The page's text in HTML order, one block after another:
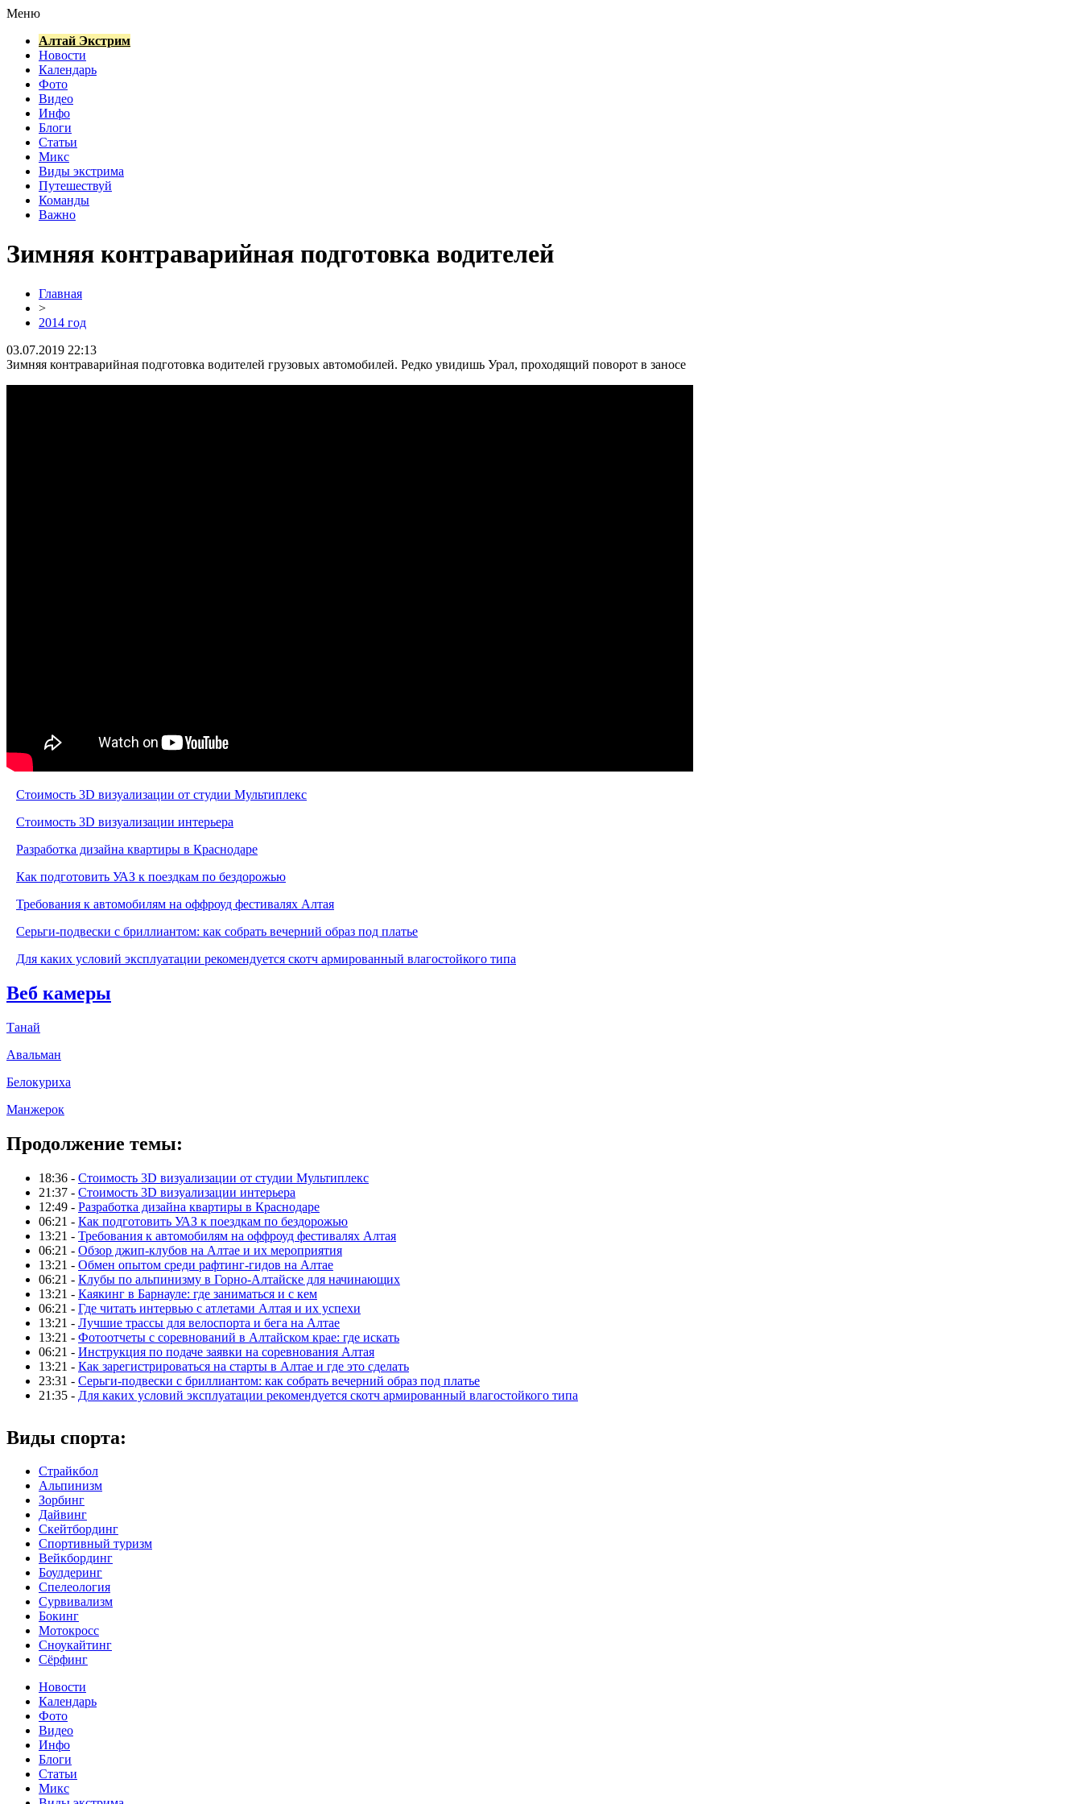
Меню
Алтай Экстрим
Новости
Календарь
Фото
Видео
Инфо
Блоги
Статьи
Микс
Виды экстрима
Путешествуй
Команды
Важно
Зимняя контраварийная подготовка водителей
Главная
>
2014 год
03.07.2019 22:13
Зимняя контраварийная подготовка водителей грузовых автомобилей. Редко увидишь Урал, проходящий поворот в заносе
Стоимость 3D визуализации от студии Мультиплекс
Стоимость 3D визуализации интерьера
Разработка дизайна квартиры в Краснодаре
Как подготовить УАЗ к поездкам по бездорожью
Требования к автомобилям на оффроуд фестивалях Алтая
Серьги-подвески с бриллиантом: как собрать вечерний образ под платье
Для каких условий эксплуатации рекомендуется скотч армированный влагостойкого типа
Веб камеры
Танай
Авальман
Белокуриха
Манжерок
Продолжение темы:
18:36 - Стоимость 3D визуализации от студии Мультиплекс
21:37 - Стоимость 3D визуализации интерьера
12:49 - Разработка дизайна квартиры в Краснодаре
06:21 - Как подготовить УАЗ к поездкам по бездорожью
13:21 - Требования к автомобилям на оффроуд фестивалях Алтая
06:21 - Обзор джип-клубов на Алтае и их мероприятия
13:21 - Обмен опытом среди рафтинг-гидов на Алтае
06:21 - Клубы по альпинизму в Горно-Алтайске для начинающих
13:21 - Каякинг в Барнауле: где заниматься и с кем
06:21 - Где читать интервью с атлетами Алтая и их успехи
13:21 - Лучшие трассы для велоспорта и бега на Алтае
13:21 - Фотоотчеты с соревнований в Алтайском крае: где искать
06:21 - Инструкция по подаче заявки на соревнования Алтая
13:21 - Как зарегистрироваться на старты в Алтае и где это сделать
23:31 - Серьги-подвески с бриллиантом: как собрать вечерний образ под платье
21:35 - Для каких условий эксплуатации рекомендуется скотч армированный влагостойкого типа
Виды спорта:
Страйкбол
Альпинизм
Зорбинг
Дайвинг
Скейтбординг
Спортивный туризм‎
Вейкбординг
Боулдеринг
Спелеология
Сурвивализм
Бокинг
Мотокросс
Сноукайтинг
Сёрфинг
Новости
Календарь
Фото
Видео
Инфо
Блоги
Статьи
Микс